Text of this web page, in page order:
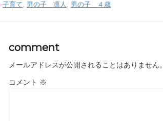
-子育て, 男の子 凛人 , 男の子 ４歳
comment
メールアドレスが公開されることはありません。
コメント ※